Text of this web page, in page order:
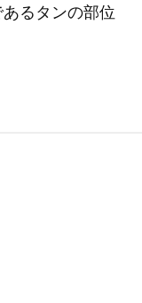
るタンの部位